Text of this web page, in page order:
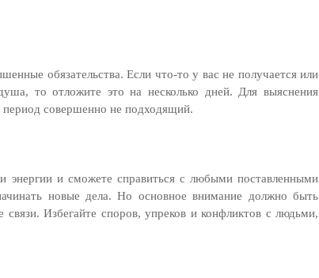
обязательства. Если что-то у вас не получается или
то отложите это на несколько дней. Для выяснения
совершенно не подходящий.
энергии и сможете справиться с любыми поставленными
новые дела. Но основное внимание должно быть
Избегайте споров, упреков и конфликтов с людьми,